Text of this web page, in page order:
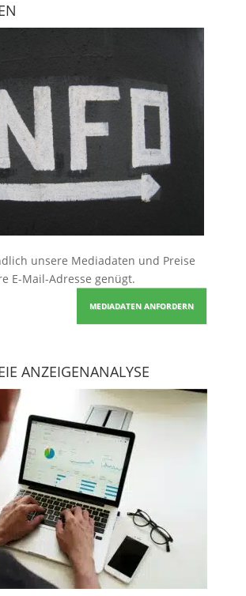
unsere Mediadaten und Preise
E-Mail-Adresse genügt.
MEDIADATEN ANFORDERN
ANZEIGENANALYSE